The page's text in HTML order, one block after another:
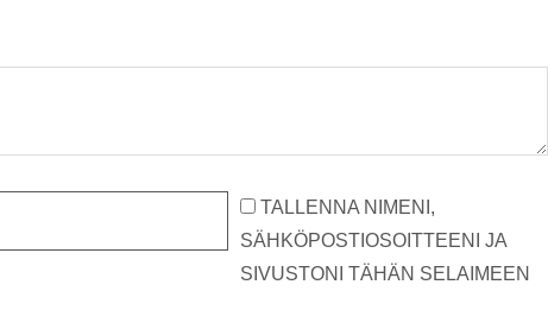
TALLENNA NIMENI,
SÄHKÖPOSTIOSOITTEENI JA
SIVUSTONI TÄHÄN SELAIMEEN